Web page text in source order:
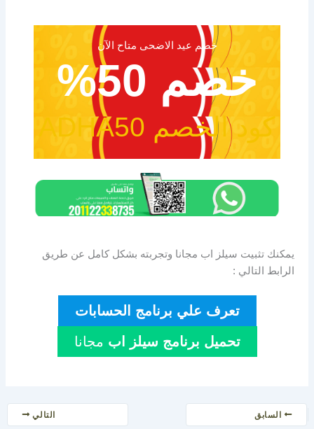
خصم عيد الاضحى متاح الآن
خصم 50%
كود الخصم ADHA50
يمكنك تثبيت سيلز اب مجانا وتجربته بشكل كامل عن طريق
الرابط التالي :
تعرف علي برنامج الحسابات
تحميل برنامج سيلز اب مجانا
السابق التالي